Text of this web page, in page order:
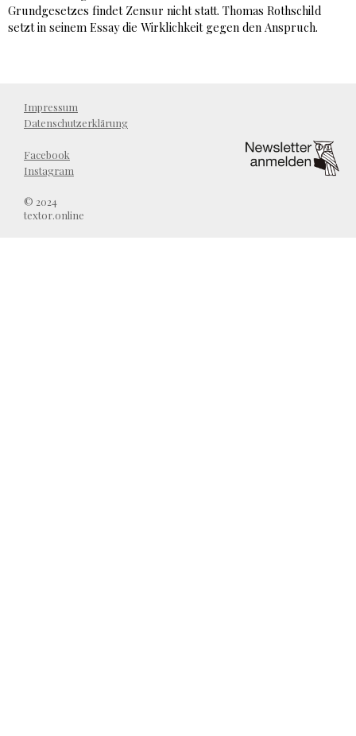
Grundgesetzes findet Zensur nicht statt. Thomas Rothschild
setzt in seinem Essay die Wirklichkeit gegen den Anspruch.
Impressum
Datenschutzerklärung
Facebook
Instagram
© 2024
textor.online